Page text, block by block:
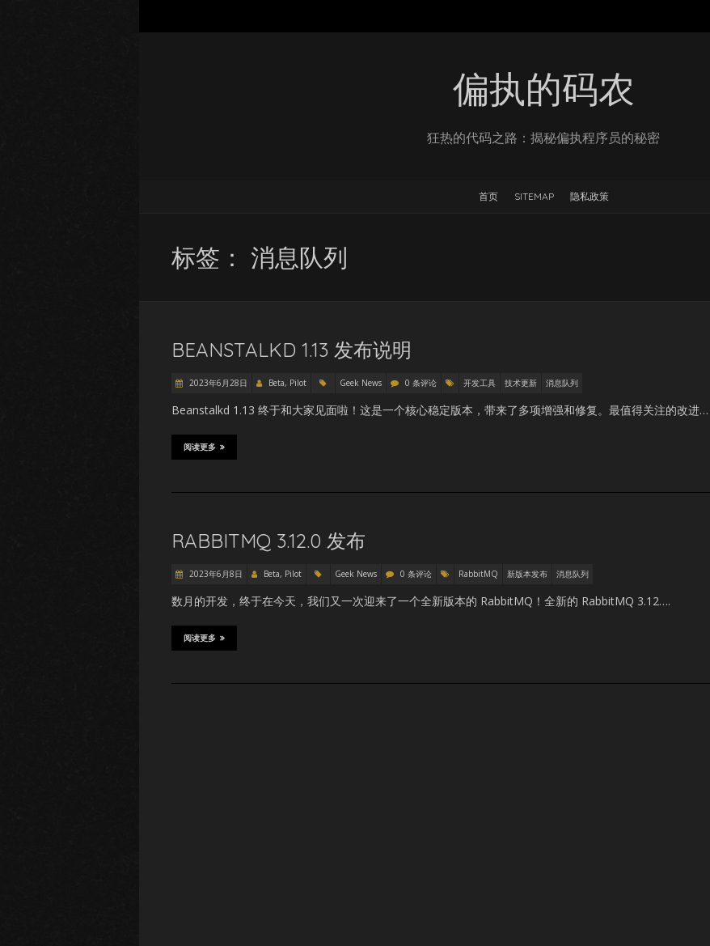
偏执的码农
狂热的代码之路：揭秘偏执程序员的秘密
首页 SITEMAP 隐私政策
标签： 消息队列
BEANSTALKD 1.13 发布说明
2023年6月28日 Beta, Pilot Geek News 0 条评论 开发工具 技术更新 消息队列
Beanstalkd 1.13 终于和大家见面啦！这是一个核心稳定版本，带来了多项增强和修复。最值得关注的改进…
阅读更多
RABBITMQ 3.12.0 发布
2023年6月8日 Beta, Pilot Geek News 0 条评论 RabbitMQ 新版本发布 消息队列
数月的开发，终于在今天，我们又一次迎来了一个全新版本的 RabbitMQ！全新的 RabbitMQ 3.12….
阅读更多